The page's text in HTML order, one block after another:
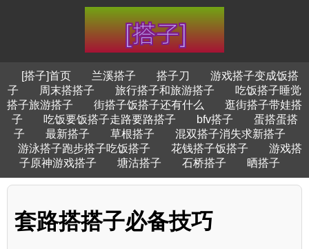
[搭子]首页 兰溪搭子 搭子刀
游戏搭子变成饭搭
子
周末搭搭子 旅行搭子和旅游搭子
吃饭搭子睡觉
搭子旅游搭子
街搭子饭搭子还有什么
逛街搭子带娃搭
子
吃饭要饭搭子走路要路搭子 bfv搭子
蛋搭蛋搭
子
最新搭子 草根搭子
混双搭子消失求新搭子
游泳搭子跑步搭子吃饭搭子
花钱搭子饭搭子
游戏搭
子原神游戏搭子
塘沽搭子 石桥搭子 晒搭子
套路搭搭子必备技巧